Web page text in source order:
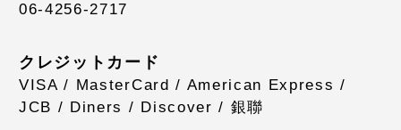
06-4256-2717
クレジットカード
VISA / MasterCard / American Express /
JCB / Diners / Discover / 銀聯